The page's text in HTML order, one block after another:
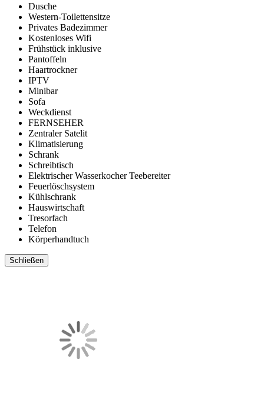
Dusche
Western-Toilettensitze
Privates Badezimmer
Kostenloses Wifi
Frühstück inklusive
Pantoffeln
Haartrockner
IPTV
Minibar
Sofa
Weckdienst
FERNSEHER
Zentraler Satelit
Klimatisierung
Schrank
Schreibtisch
Elektrischer Wasserkocher Teebereiter
Feuerlöschsystem
Kühlschrank
Hauswirtschaft
Tresorfach
Telefon
Körperhandtuch
Schließen